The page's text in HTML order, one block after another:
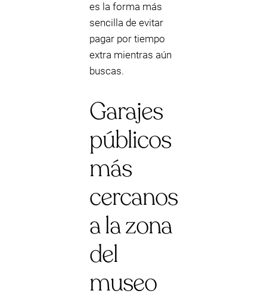
es la forma más
sencilla de evitar
pagar por tiempo
extra mientras aún
buscas.
Garajes
públicos
más
cercanos
a la zona
del
museo